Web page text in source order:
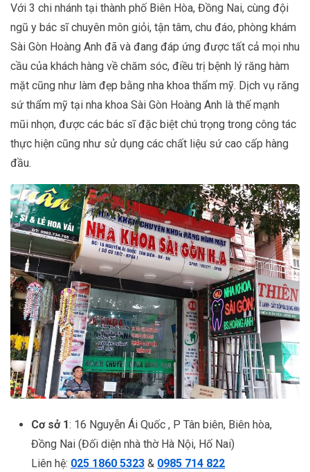
Với 3 chi nhánh tại thành phố Biên Hòa, Đồng Nai, cùng đội
ngũ y bác sĩ chuyên môn giỏi, tận tâm, chu đáo, phòng khám
Sài Gòn Hoàng Anh đã và đang đáp ứng được tất cả mọi nhu
cầu của khách hàng về chăm sóc, điều trị bệnh lý răng hàm
mặt cũng như làm đẹp bằng nha khoa thẩm mỹ. Dịch vụ răng
sứ thẩm mỹ tại nha khoa Sài Gòn Hoàng Anh là thế mạnh
mũi nhọn, được các bác sĩ đặc biệt chú trọng trong công tác
thực hiện cũng như sử dụng các chất liệu sứ cao cấp hàng
đầu.
Cơ sở 1: 16 Nguyễn Ái Quốc , P Tân biên, Biên hòa,
Đồng Nai (Đối diện nhà thờ Hà Nội, Hố Nai)
Liên hệ: 025 1860 5323 & 0985 714 822